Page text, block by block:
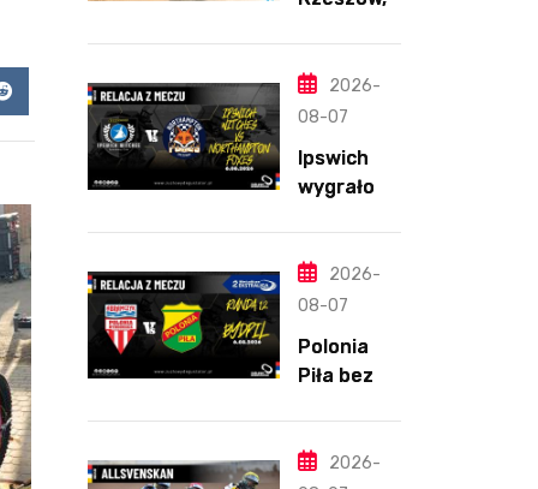
Reddit
wa,
5.06.2026
2026-
08-07
Ipswich
wygrało z
pomimo
straty
Kosmiczny
mecz
Ellisa
2026-
08-07
Polonia
Piła bez
y. „Gryfy”
2026-